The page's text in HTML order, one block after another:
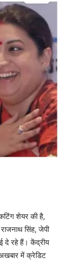
शेयर की है,
सिंह, जेपी
दे रहे हैं। केंद्रीय
में क्रेडिट